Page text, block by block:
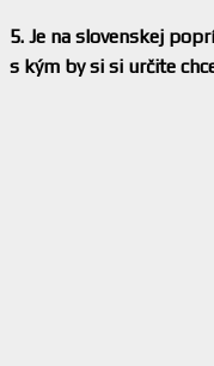
5. Je na slovenskej
s kým by si si určite